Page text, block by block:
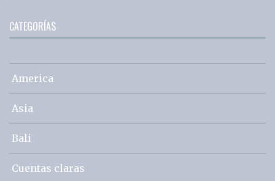
CATEGORÍAS
America
Asia
Bali
Cuentas claras